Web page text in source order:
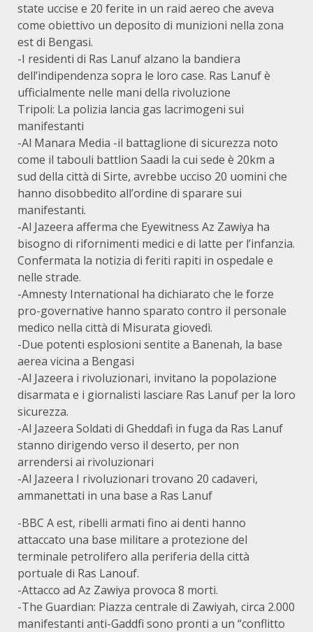
state uccise e 20 ferite in un raid aereo che aveva
come obiettivo un deposito di munizioni nella zona
est di Bengasi.
-I residenti di Ras Lanuf alzano la bandiera
dell’indipendenza sopra le loro case. Ras Lanuf è
ufficialmente nelle mani della rivoluzione
Tripoli: La polizia lancia gas lacrimogeni sui
manifestanti
-Al Manara Media -il battaglione di sicurezza noto
come il tabouli battlion Saadi la cui sede è 20km a
sud della città di Sirte, avrebbe ucciso 20 uomini che
hanno disobbedito all’ordine di sparare sui
manifestanti.
-Al Jazeera afferma che Eyewitness Az Zawiya ha
bisogno di rifornimenti medici e di latte per l’infanzia.
Confermata la notizia di feriti rapiti in ospedale e
nelle strade.
-Amnesty International ha dichiarato che le forze
pro-governative hanno sparato contro il personale
medico nella città di Misurata giovedì.
-Due potenti esplosioni sentite a Banenah, la base
aerea vicina a Bengasi
-Al Jazeera i rivoluzionari, invitano la popolazione
disarmata e i giornalisti lasciare Ras Lanuf per la loro
sicurezza.
-Al Jazeera Soldati di Gheddafi in fuga da Ras Lanuf
stanno dirigendo verso il deserto, per non
arrendersi ai rivoluzionari
-Al Jazeera I rivoluzionari trovano 20 cadaveri,
ammanettati in una base a Ras Lanuf
-BBC A est, ribelli armati fino ai denti hanno
attaccato una base militare a protezione del
terminale petrolifero alla periferia della città
portuale di Ras Lanouf.
-Attacco ad Az Zawiya provoca 8 morti.
-The Guardian: Piazza centrale di Zawiyah, circa 2.000
manifestanti anti-Gaddfi sono pronti a un “conflitto